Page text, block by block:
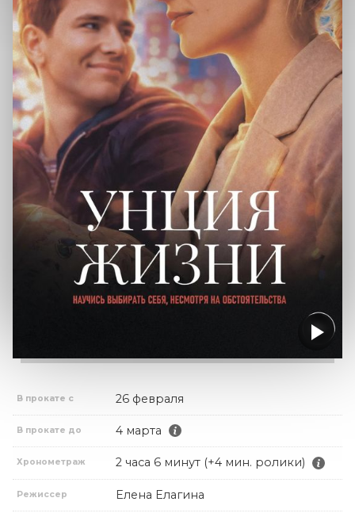
В прокате с 26 февраля
В прокате до 4 марта
Хронометраж 2 часа 6 минут (+4 мин. ролики)
Режиссер Елена Елагина